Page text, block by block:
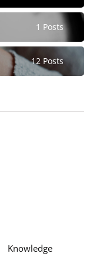
1 Posts
12 Posts
Knowledge